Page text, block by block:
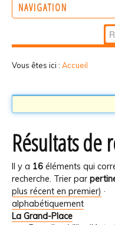
NAVIGATION
Vous êtes ici : Accueil
Résultats de
Il y a 16 éléments qui
recherche. Trier par
plus récent en premier) ·
alphabétiquement
La Grand-Place